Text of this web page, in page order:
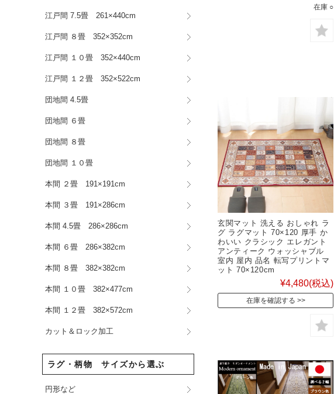
在庫 ○
玄関マット 洗える おしゃれ ラ
グ ラグマット 70×120 厚手 か
わいい クラシック エレガント
アンティーク ウォッシャブル
室内 屋内 品名 転写プリントマ
ット 70×120cm
¥4,480(税込)
在庫を確認する
江戸間 7.5畳 261×440cm
江戸間 ８畳 352×352cm
江戸間 １０畳 352×440cm
江戸間 １２畳 352×522cm
団地間 4.5畳
団地間 ６畳
団地間 ８畳
団地間 １０畳
本間 ２畳 191×191cm
本間 ３畳 191×286cm
本間 4.5畳 286×286cm
本間 ６畳 286×382cm
本間 ８畳 382×382cm
本間 １０畳 382×477cm
本間 １２畳 382×572cm
カット＆ロック加工
ラグ・柄物 サイズから選ぶ
円形など